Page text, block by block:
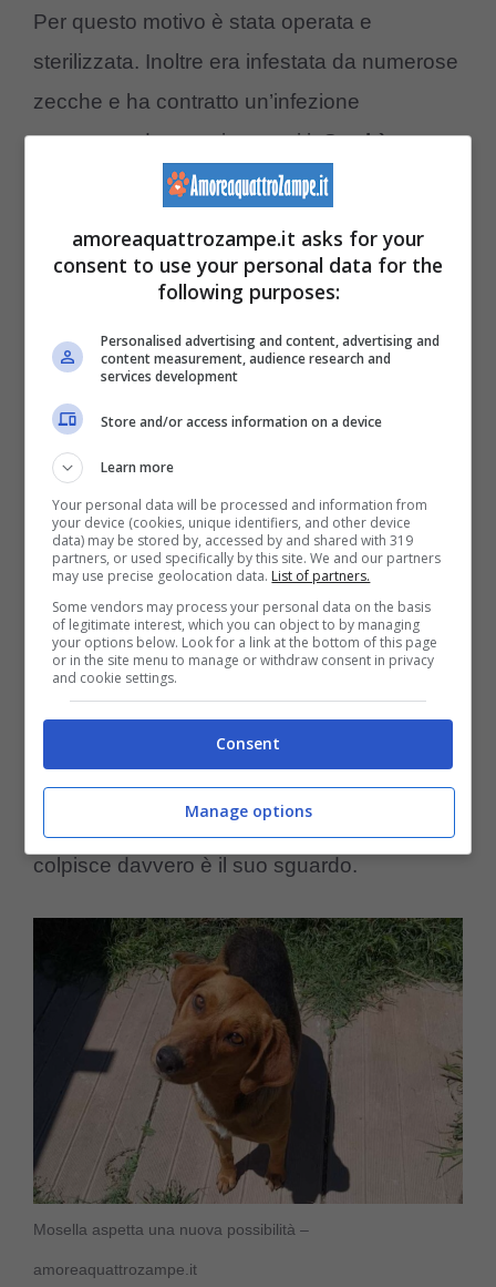
Per questo motivo è stata operata e
sterilizzata. Inoltre era infestata da numerose
zecche e ha contratto un’infezione
trasmessa da questi parassiti.Oggi è
ancora sotto terapia, ma le sue condizioni
Chi l’ha accolta racconta che inizialmente era
molto diffidente. Con il passare del tempo,
però, ha iniziato a fidarsi delle persone,
mostrando il suo carattere affettuoso,
socievole e dolce.
Mosella aspetta una nuova
possibilità
Oggi Mosella vive temporaneamente presso
uno stallo gestito dai volontari che l’hanno
salvata. Ha circa due anni, pesa poco meno
di venti chili ed è una taglia media. Nei suoi
tratti si riconoscono caratteristiche che
ricordano alcuni cani da caccia, ma ciò che
colpisce davvero è il suo sguardo.
Mosella aspetta una nuova possibilità –
amoreaquattrozampe.it
amoreaquattrozampe.it asks for your
consent to use your personal data for the
following purposes:
Personalised advertising and content, advertising and
content measurement, audience research and
services development
Store and/or access information on a device
Learn more
Your personal data will be processed and information from
your device (cookies, unique identifiers, and other device
data) may be stored by, accessed by and shared with 319
partners, or used specifically by this site. We and our partners
may use precise geolocation data. List of partners.
Some vendors may process your personal data on the basis
of legitimate interest, which you can object to by managing
your options below. Look for a link at the bottom of this page
or in the site menu to manage or withdraw consent in privacy
and cookie settings.
Consent
Manage options